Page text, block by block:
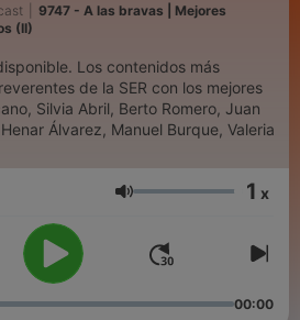
9747 - A las bravas | Mejores
(II)
Los contenidos más
de la SER con los mejores
Silvia Abril, Berto Romero, Juan
Álvarez, Manuel Burque, Valeria
ระดับเสียง 1 x
00:00